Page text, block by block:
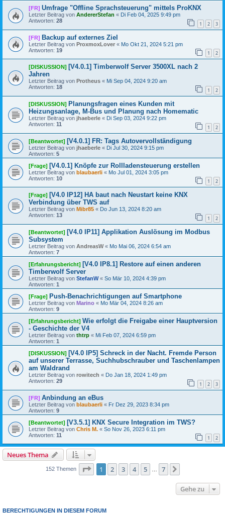
[FR] Umfrage "Offline Sprachsteuerung" mittels ProKNX
Letzter Beitrag von AndererStefan « Di Feb 04, 2025 9:49 pm
Antworten: 28 1 2 3
[FR] Backup auf externes Ziel
Letzter Beitrag von ProxmoxLover « Mo Okt 21, 2024 5:21 pm
Antworten: 19 1 2
[DISKUSSION] [V4.0.1] Timberwolf Server 3500XL nach 2
Jahren
Letzter Beitrag von Protheus « Mi Sep 04, 2024 9:20 am
Antworten: 18 1 2
[DISKUSSION] Planungsfragen eines Kunden mit
Heizungsanlage, M-Bus und Planung nach Homematic
Letzter Beitrag von jhaeberle « Di Sep 03, 2024 9:22 pm
Antworten: 11 1 2
[Beantwortet] [V4.0.1] FR: Tags Autovervollständigung
Letzter Beitrag von jhaeberle « Di Jul 30, 2024 9:15 pm
Antworten: 5
[Frage] [V4.0.1] Knöpfe zur Rollladensteuerung erstellen
Letzter Beitrag von blaubaerli « Mo Jul 01, 2024 3:05 pm
Antworten: 10 1 2
[Frage] [V4.0 IP12] HA baut nach Neustart keine KNX
Verbindung über TWS auf
Letzter Beitrag von Mibr85 « Do Jun 13, 2024 8:20 am
Antworten: 13 1 2
[Beantwortet] [V4.0 IP11] Applikation Auslösung im Modbus
Subsystem
Letzter Beitrag von AndreasW« Mo Mai 06, 2024 6:54 am
Antworten: 7
[Erfahrungsbericht] [V4.0 IP8.1] Restore auf einen anderen
Timberwolf Server
Letzter Beitrag von StefanW« So Mär 10, 2024 4:39 pm
Antworten: 1
[Frage] Push-Benachrichtigungen auf Smartphone
Letzter Beitrag von Marino « Mo Mär 04, 2024 8:26 am
Antworten: 9
[Erfahrungsbericht] Wie erfolgt die Freigabe einer Hauptversion
- Geschichte der V4
Letzter Beitrag von thtrp « Mi Feb 07, 2024 6:59 pm
Antworten: 1
[DISKUSSION] [V4.0 IP5] Schreck in der Nacht. Fremde Person
auf unserer Terrasse, Suchhubschrauber und Taschenlampen
am Waldrand
Letzter Beitrag von rowitech « Do Jan 18, 2024 1:49 pm
Antworten: 29 1 2 3
[FR] Anbindung an eBus
Letzter Beitrag von blaubaerli « Fr Dez 29, 2023 8:34 pm
Antworten: 9
[Beantwortet] [V3.5.1] KNX Secure Integration im TWS?
Letzter Beitrag von Chris M. « So Nov 26, 2023 6:11 pm
Antworten: 11 1 2
Neues Thema
152 Themen Seite 1von
1 2 3 4 5 7
Gehe zu
BERECHTIGUNGEN IN DIESEM FORUM